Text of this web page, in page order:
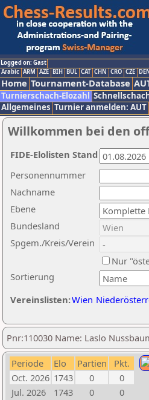
Logged on: Gast
Arabic ARM AZE BIH BUL CAT CHN CRO CZE
Home Tournament-Database
Turnierschach-Elozahl
Allgemeines Turnier anmelden: AUT
Willkommen bei den
Nachname
Ebene
Sortierung
Personennummer
Bundesland
Spgem./Kreis/Verein
Nur
Vereinslisten:Wien
FIDE-Elolisten Stand
Pnr:110030 Name: Laslo
Periode Elo Partien
Pkt.
Oct. 2026 1743 0
0
Jul. 2026
1743 0
0